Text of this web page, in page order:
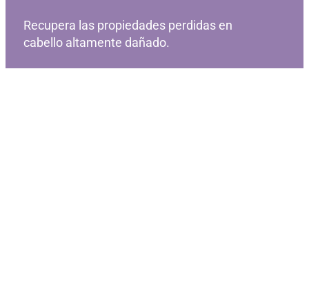
Recupera las propiedades perdidas en
cabello altamente dañado.